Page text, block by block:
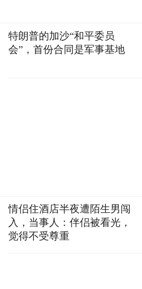
特朗普的加沙“和平委员
会”，首份合同是军事基地
情侣住酒店半夜遭陌生男闯
入，当事人：伴侣被看光，
觉得不受尊重